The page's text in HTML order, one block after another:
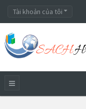
Tài khoản của tôi